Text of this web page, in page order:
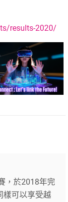
results-2020/
，於2018年完
樣可以享受越